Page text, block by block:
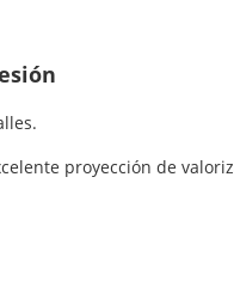
proyección de